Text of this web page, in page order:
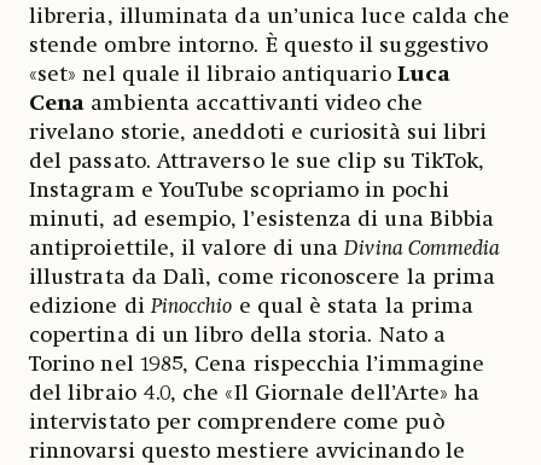
libreria, illuminata da un’unica luce calda che
stende ombre intorno. È questo il suggestivo
«set» nel quale il libraio antiquario Luca
Cena ambienta accattivanti video che
rivelano storie, aneddoti e curiosità sui libri
del passato. Attraverso le sue clip su TikTok,
Instagram e YouTube scopriamo in pochi
minuti, ad esempio, l’esistenza di una Bibbia
antiproiettile, il valore di unaDivina Commedia
illustrata da Dalì, come riconoscere la prima
edizione diPinocchio e qual è stata la prima
copertina di un libro della storia. Nato a
Torino nel 1985, Cena rispecchia l’immagine
del libraio 4.0, che «Il Giornale dell’Arte» ha
intervistato per comprendere come può
rinnovarsi questo mestiere avvicinando le